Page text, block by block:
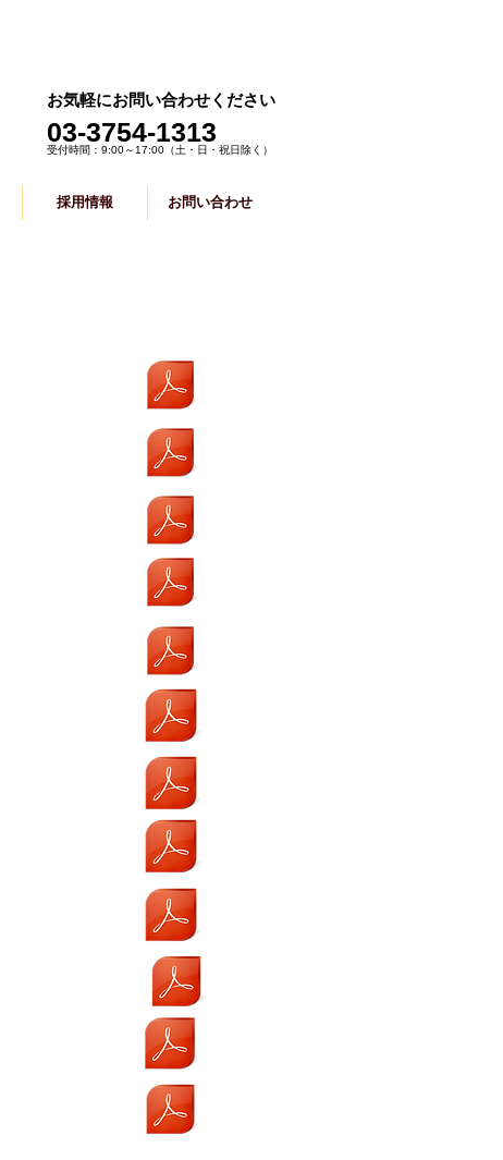
採用情報 お問い合わせ
​03-3754-1313
お気軽にお問い合わせください
受付時間：9:00～17:00 （土・日・祝日除く）